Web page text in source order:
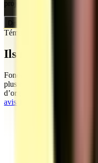
projet.
Discuter de mon projet
Témoignages
Ils nous ont fait
Fondée par Mohamed, la
plusieurs années
d’organismes de formation et
avis TrustPilot en ligne.